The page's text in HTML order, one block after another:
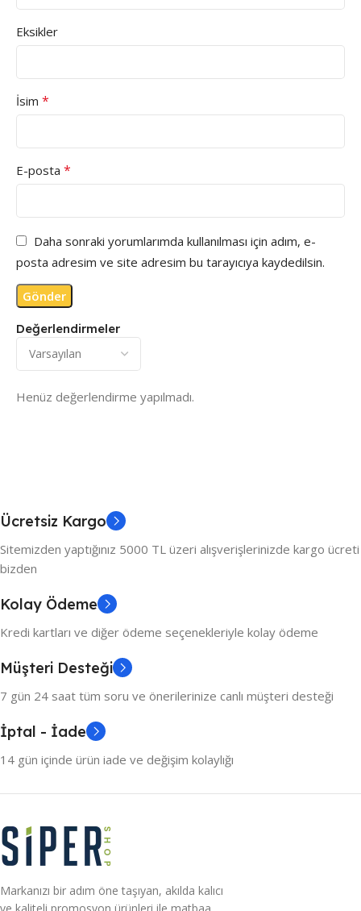
Değerlendirmeler
Henüz değerlendirme yapılmadı.
Eksikler
İsim *
E-posta *
Daha sonraki yorumlarımda kullanılması için adım, e-
posta adresim ve site adresim bu tarayıcıya kaydedilsin.
Ücretsiz Kargo
Sitemizden yaptığınız 5000 TL üzeri alışverişlerinizde kargo ücreti
bizden
Kolay Ödeme
Kredi kartları ve diğer ödeme seçenekleriyle kolay ödeme
Müşteri Desteği
7 gün 24 saat tüm soru ve önerilerinize canlı müşteri desteği
İptal - İade
14 gün içinde ürün iade ve değişim kolaylığı
Markanızı bir adım öne taşıyan, akılda kalıcı